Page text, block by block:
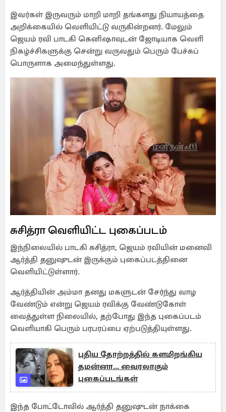
இவர்கள் இருவரும் மாறி மாறி தங்களது நியாயத்தை
அறிக்கையில் வெளியிட்டு வருகின்றனர். மேலும்
ஜெயம் ரவி பாடகி கெனிஷாவுடன் ஜோடியாக வெளி
நிகழ்ச்சிகளுக்கு சென்று வருவதும் பெரும் பேச்சுப்
பொருளாக அமைந்துள்ளது.
சுசித்ரா வெளியிட்ட புகைப்படம்
இந்நிலையில் பாடகி சுசித்ரா, ஜெயம் ரவியின் மனைவி
ஆர்த்தி தனுஷுடன் இருக்கும் புகைப்படத்தினை
வெளியிட்டுள்ளார்.
ஆர்த்தியின் அம்மா தனது மகளுடன் சேர்ந்து வாழ
வேண்டும் என்று ஜெயம் ரவிக்கு வேண்டுகோள்
வைத்துள்ள நிலையில், தற்போது இந்த புகைப்படம்
வெளியாகி பெரும் பரபரப்பை ஏற்படுத்தியுள்ளது.
புதிய தோற்றத்தில் களமிறங்கிய
தமன்னா... வைரலாகும்
புகைப்படங்கள்
இந்த போட்டாேவில் ஆர்த்தி தனுஷுடன் நாக்கை